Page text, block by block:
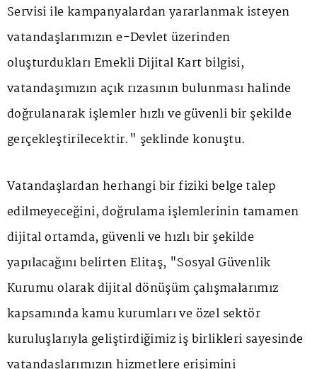
Servisi ile kampanyalardan yararlanmak isteyen
vatandaşlarımızın e-Devlet üzerinden
oluşturdukları Emekli Dijital Kart bilgisi,
vatandaşımızın açık rızasının bulunması halinde
doğrulanarak işlemler hızlı ve güvenli bir şekilde
gerçekleştirilecektir." şeklinde konuştu.
Vatandaşlardan herhangi bir fiziki belge talep
edilmeyeceğini, doğrulama işlemlerinin tamamen
dijital ortamda, güvenli ve hızlı bir şekilde
yapılacağını belirten Elitaş, "Sosyal Güvenlik
Kurumu olarak dijital dönüşüm çalışmalarımız
kapsamında kamu kurumları ve özel sektör
kuruluşlarıyla geliştirdiğimiz iş birlikleri sayesinde
vatandaşlarımızın hizmetlere erişimini